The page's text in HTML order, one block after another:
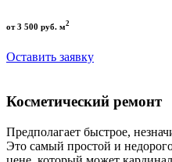
от 3 500 руб. м2
Оставить заявку
Косметический ремонт
Предполагает быстрое,
Это самый простой и